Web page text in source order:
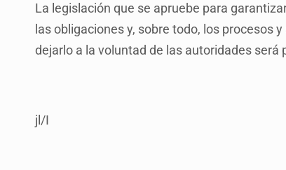
La legislación que se apruebe para
las obligaciones y, sobre todo, los procesos
dejarlo a la voluntad de las autoridades
jl/I